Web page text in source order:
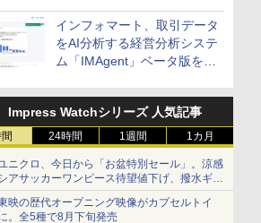
インフォマート、取引データ
をAI分析する経営分析システ
ム「IMAgent」ベータ版を提
Impress Watchシリーズ 人気記事
24時間 1週間 1カ月
ニクロ、今日から「お盆特別セール」。涼感
アサッカーワンピース待望値下げ、撥水ギア
ョーツは1990円に
映の歴代オープニング映像がカプセルトイ
。全5種で8月下旬発売